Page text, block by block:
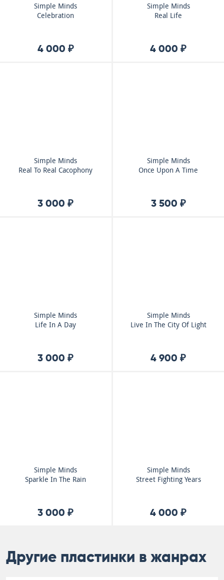
Simple Minds
Celebration
4 000 ₽
Simple Minds
Real Life
4 000 ₽
Simple Minds
Real To Real Cacophony
3 000 ₽
Simple Minds
Once Upon A Time
3 500 ₽
Simple Minds
Life In A Day
3 000 ₽
Simple Minds
Live In The City Of Light
4 900 ₽
Simple Minds
Sparkle In The Rain
3 000 ₽
Simple Minds
Street Fighting Years
4 000 ₽
Другие пластинки в жанрах